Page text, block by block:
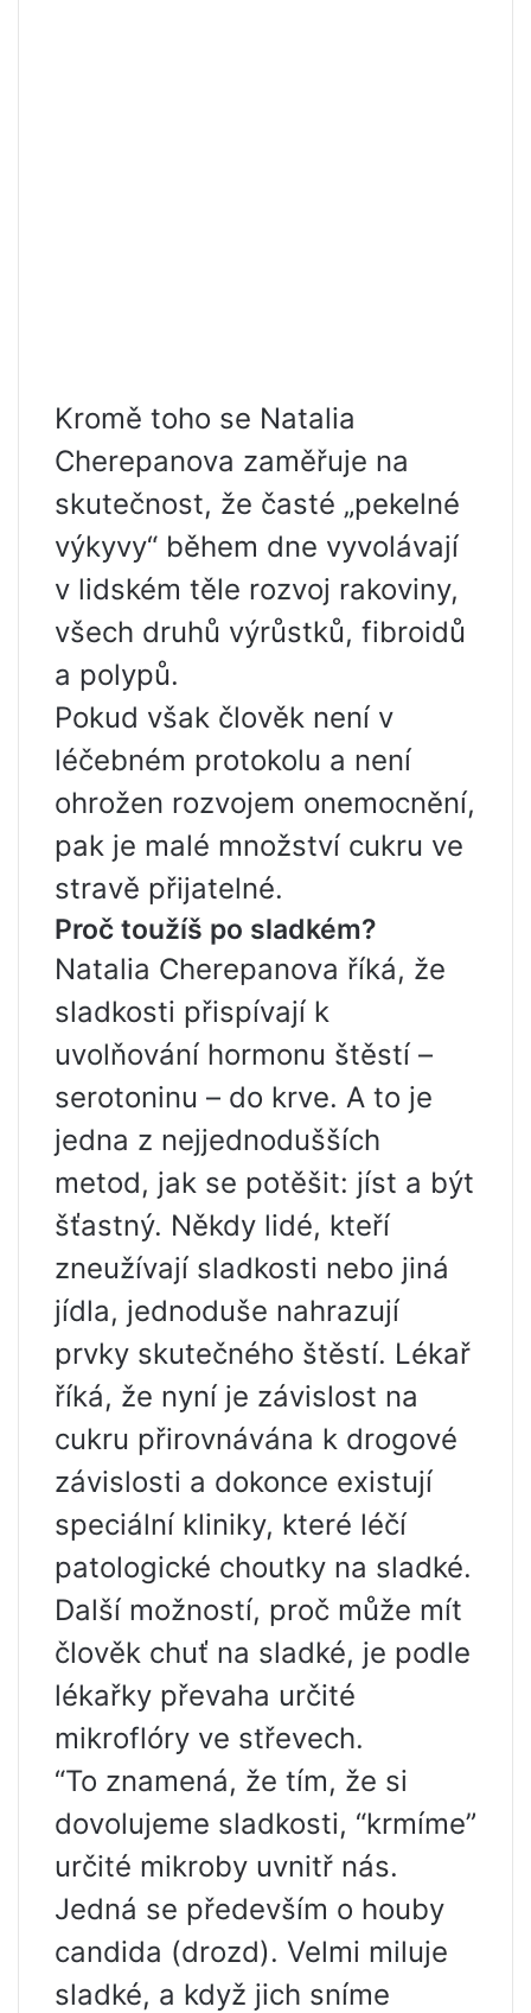
Kromě toho se Natalia
Cherepanova zaměřuje na
skutečnost, že časté „pekelné
výkyvy“ během dne vyvolávají
v lidském těle rozvoj rakoviny,
všech druhů výrůstků, fibroidů
a polypů.
Pokud však člověk není v
léčebném protokolu a není
ohrožen rozvojem onemocnění,
pak je malé množství cukru ve
stravě přijatelné.
Proč toužíš po sladkém?
Natalia Cherepanova říká, že
sladkosti přispívají k
uvolňování hormonu štěstí –
serotoninu – do krve. A to je
jedna z nejjednodušších
metod, jak se potěšit: jíst a být
šťastný. Někdy lidé, kteří
zneužívají sladkosti nebo jiná
jídla, jednoduše nahrazují
prvky skutečného štěstí. Lékař
říká, že nyní je závislost na
cukru přirovnávána k drogové
závislosti a dokonce existují
speciální kliniky, které léčí
patologické choutky na sladké.
Další možností, proč může mít
člověk chuť na sladké, je podle
lékařky převaha určité
mikroflóry ve střevech.
“To znamená, že tím, že si
dovolujeme sladkosti, “krmíme”
určité mikroby uvnitř nás.
Jedná se především o houby
candida (drozd). Velmi miluje
sladké, a když jich sníme